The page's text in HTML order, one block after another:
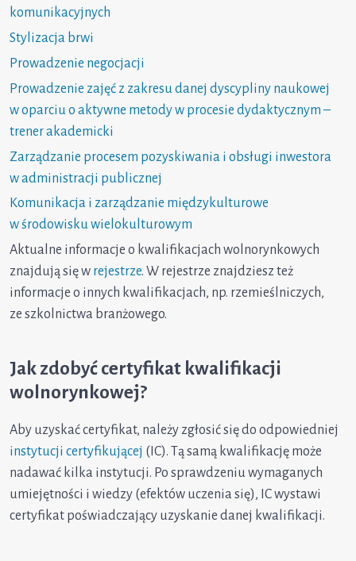
komunikacyjnych
Stylizacja brwi
Prowadzenie negocjacji
Prowadzenie zajęć z zakresu danej dyscypliny naukowej
w oparciu o aktywne metody w procesie dydaktycznym –
trener akademicki
Zarządzanie procesem pozyskiwania i obsługi inwestora
w administracji publicznej
Komunikacja i zarządzanie międzykulturowe
w środowisku wielokulturowym
Aktualne informacje o kwalifikacjach wolnorynkowych
znajdują się w rejestrze. W rejestrze znajdziesz też
informacje o innych kwalifikacjach, np. rzemieślniczych,
ze szkolnictwa branżowego.
Jak zdobyć certyfikat kwalifikacji
wolnorynkowej?
Aby uzyskać certyfikat, należy zgłosić się do odpowiedniej
instytucji certyfikującej (IC). Tą samą kwalifikację może
nadawać kilka instytucji. Po sprawdzeniu wymaganych
umiejętności i wiedzy (efektów uczenia się), IC wystawi
certyfikat poświadczający uzyskanie danej kwalifikacji.